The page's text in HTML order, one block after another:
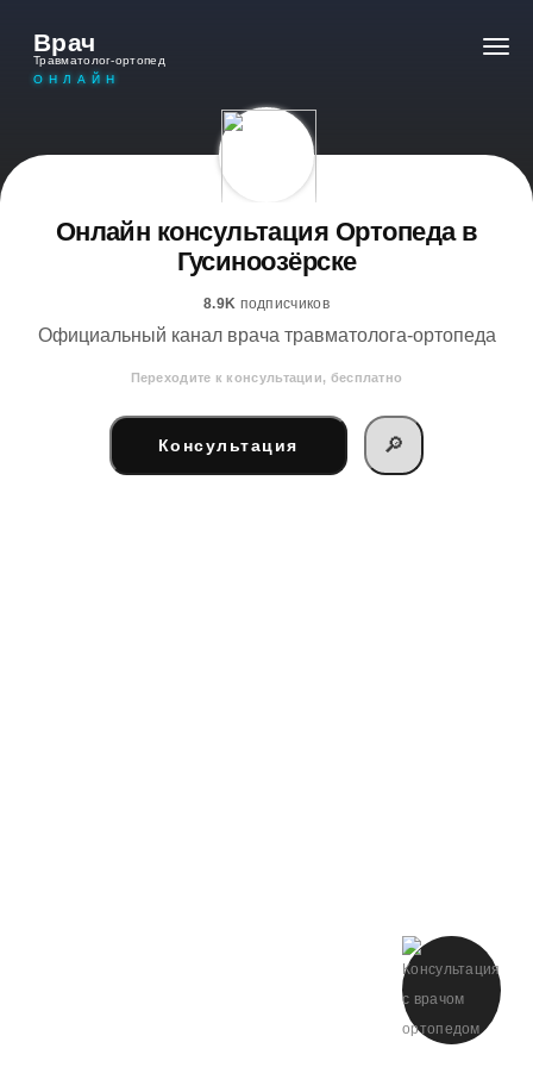
Врач
Травматолог-ортопед
ОНЛАЙН
Онлайн консультация Ортопеда в
Гусиноозёрске
8.9K подписчиков
Официальный канал врача травматолога-ортопеда
Переходите к консультации, бесплатно
Консультация 🔎